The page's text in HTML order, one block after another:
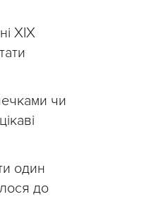
XIX
чи
один
до